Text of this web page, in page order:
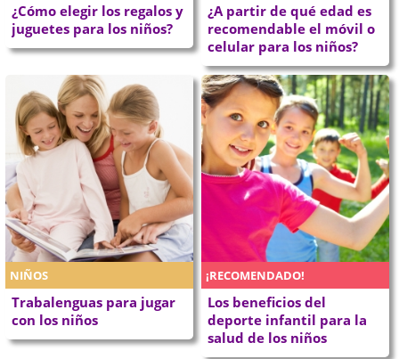
¿Cómo elegir los regalos y
juguetes para los niños?
¿A partir de qué edad es
recomendable el móvil o
celular para los niños?
NIÑOS
Trabalenguas para jugar
con los niños
¡RECOMENDADO!
Los beneficios del
deporte infantil para la
salud de los niños